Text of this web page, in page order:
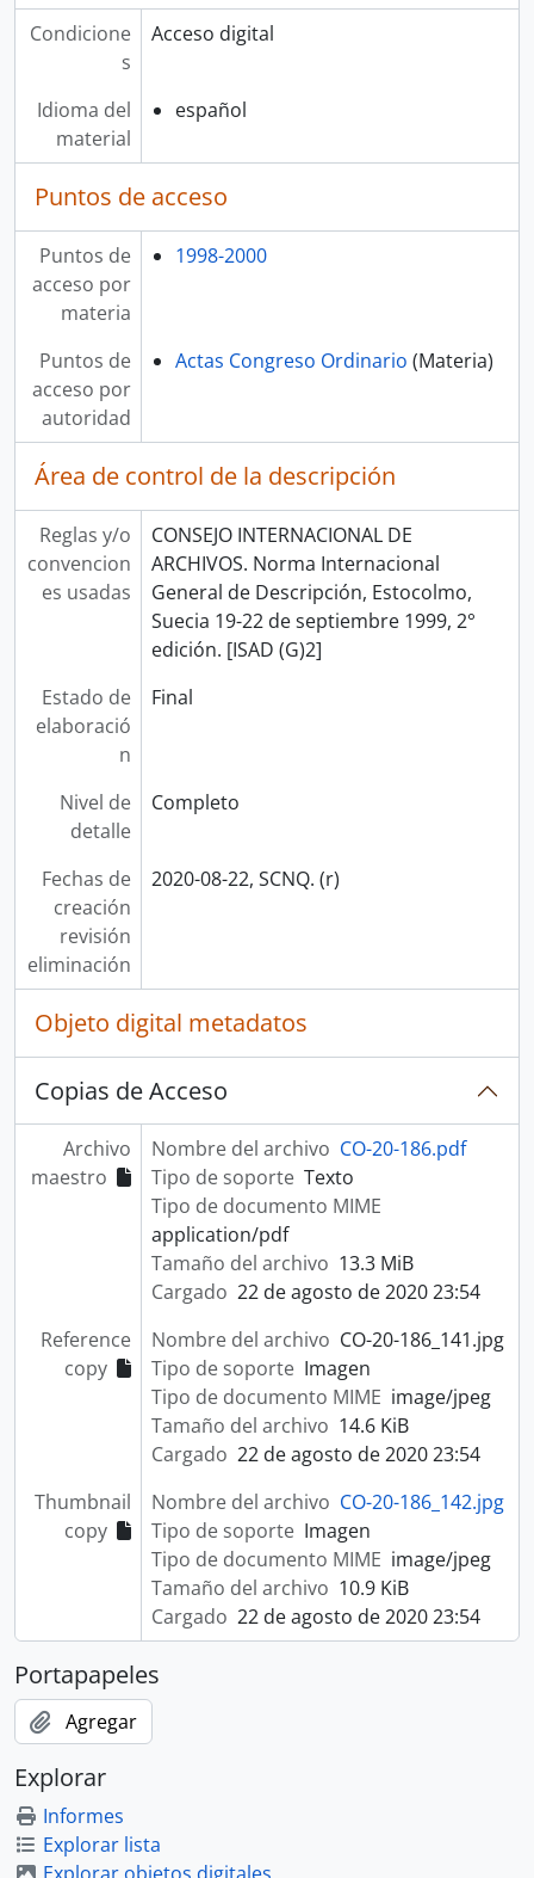
Condicione
s
Acceso digital
Idioma del
material
español
Puntos de acceso
Puntos de
acceso por
materia
1998-2000
Puntos de
acceso por
autoridad
Actas Congreso Ordinario (Materia)
Área de control de la descripción
Reglas y/o
convencion
es usadas
CONSEJO INTERNACIONAL DE
ARCHIVOS. Norma Internacional
General de Descripción, Estocolmo,
Suecia 19-22 de septiembre 1999, 2°
edición. [ISAD (G)2]
Estado de
elaboració
n
Final
Nivel de
detalle
Completo
Fechas de
creación
revisión
eliminación
2020-08-22, SCNQ. (r)
Objeto digital metadatos
Copias de Acceso
Archivo
maestro
Nombre del archivo CO-20-186.pdf
Tipo de soporte Texto
Tipo de documento MIME
application/pdf
Tamaño del archivo 13.3 MiB
Cargado 22 de agosto de 2020 23:54
Reference
copy
Nombre del archivo CO-20-186_141.jpg
Tipo de soporte Imagen
Tipo de documento MIME image/jpeg
Tamaño del archivo 14.6 KiB
Cargado 22 de agosto de 2020 23:54
Thumbnail
copy
Nombre del archivo CO-20-186_142.jpg
Tipo de soporte Imagen
Tipo de documento MIME image/jpeg
Tamaño del archivo 10.9 KiB
Cargado 22 de agosto de 2020 23:54
Portapapeles
Agregar
Explorar
Informes
Explorar lista